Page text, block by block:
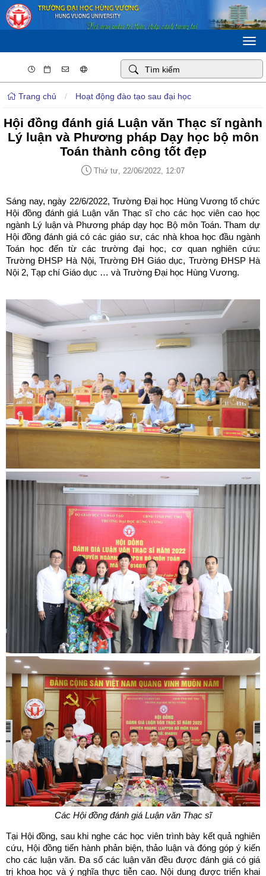
Trang chủ / Hoạt động đào tạo sau đại học
Hội đồng đánh giá Luận văn Thạc sĩ ngành
Lý luận và Phương pháp Dạy học bộ môn
Toán thành công tốt đẹp
Thứ tư, 22/06/2022, 12:07
Sáng nay, ngày 22/6/2022, Trường Đại học Hùng Vương tổ chức
Hội đồng đánh giá Luận văn Thạc sĩ cho các học viên cao học
ngành Lý luận và Phương pháp dạy học Bộ môn Toán. Tham dự
Hội đồng đánh giá có các giáo sư, các nhà khoa học đầu ngành
Toán học đến từ các trường đại học, cơ quan nghiên cứu:
Trường ĐHSP Hà Nội, Trường ĐH Giáo dục, Trường ĐHSP Hà
Nội 2, Tạp chí Giáo dục … và Trường Đại học Hùng Vương.
Các Hội đồng đánh giá Luận văn Thạc sĩ
Tại Hội đồng, sau khi nghe các học viên trình bày kết quả nghiên
cứu, Hội đồng tiến hành phản biện, thảo luận và đóng góp ý kiến
cho các luận văn. Đa số các luận văn đều được đánh giá có giá
trị khoa học và ý nghĩa thực tiễn cao. Nội dung được triển khai